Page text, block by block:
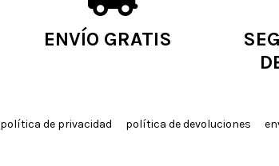
ENVÍO GRATIS
política de privacidad política de devoluciones